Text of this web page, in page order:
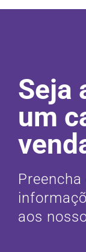
Seja
um
aos